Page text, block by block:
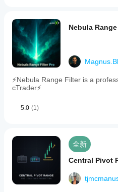
Nebula
⚡Nebula Range Filter is a
cTrader⚡
5.0 (1)
全新
Central Pivot